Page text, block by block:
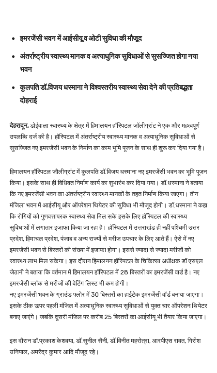
इमरजेंसी भवन में आईसीयू व ओटी सुविधा की मौजूद
अंतर्राष्ट्रीय स्वास्थ्य मानक व अत्याधुनिक सुविधाओं से सुसज्जित होगा नया
भवन
कुलपति डॉ.विजय धस्माना ने विश्वस्तरीय स्वास्थ्य सेवा देने की प्रतिबद्धता
दोहराई
देहरादून,डोईवाला स्वास्थ्य के क्षेत्र में हिमालयन हॉस्पिटल जॉलीग्रांट ने एक और महत्वपूर्ण
उपलब्धि दर्ज की है। हॉस्पिटल में अंतर्राष्ट्रीय स्वास्थ्य मानक व अत्याधुनिक सुविधाओं से
सुसज्जित नए इमरजेंसी भवन के निर्माण का काम भूमि पूजन के साथ ही शुरू कर दिया गया है।
हिमालयन हॉस्पिटल जौलीग्रांट में कुलपति डॉ.विजय धस्माना नए इमरजेंसी भवन का भूमि पूजन
किया। इसके साथ ही विधिवत निर्माण कार्य का शुभारंभ कर दिया गया। डॉ.धस्माना ने बताया
कि नए इमरजेंसी भवन का अंतर्राष्ट्रीय स्वास्थ्य मानकों के तहत निर्माण किया जाएगा। तीन
मंजिला भवन में आईसीयू और ऑपरेशन थियेटर की सुविधा भी मौजूद होगी। डॉ.धस्माना ने कहा
कि रोगियों को गुणवत्तापरक स्वास्थ्य सेवा मिल सके इसके लिए हॉस्पिटल की स्वास्थ्य
सुविधाओं में लगातार इजाफा किया जा रहा है। हॉस्पिटल में उत्तराखंड ही नहीं पश्चिमी उत्तर
प्रदेश, हिमाचल प्रदेश, पंजाब व अन्य राज्यों से मरीज उपचार के लिए आते हैं। ऐसे में नए
इमरजेंसी भवन से बिस्तरों की संख्या में इजाफा होगा। इससे ज्यादा से ज्यादा मरीजों को
स्वास्थ्य लाभ मिल सकेगा। इस दौरान हिमालयन हॉस्पिटल के चिकित्सा अधीक्षक डॉ.एसएल
जेठानी ने बताया कि वर्तमान में हिमालयन हॉस्पिटल में 28 बिस्तरों का इमरजेंसी वार्ड है। नए
इमरजेंसी ब्लॉक से मरीजों की वेटिंग लिस्ट भी कम होगी।
नए इमरजेंसी भवन के ग्राउंड फ्लोर में 30 बिस्तरों का हाईटेक इमरजेंसी वॉर्ड बनाया जाएगा।
इसके ठीक ऊपर पहली मंजिल में अत्याधुनिक स्वास्थ्य सुविधाओं से युक्त चार ऑपरेशन थियेटर
बनाए जाएंगे। जबकि दूसरी मंजिल पर करीब 25 बिस्तरों का आईसीयू भी तैयार किया जाएगा।
इस दौरान डॉ.प्रकाश केशवया, डॉ.सुनील सैनी, डॉ.विनीत महरोत्रा, आरपीएस रावत, गिरीश
उनियाल, अमरेंद्र कुमार आदि मौजूद रहे।